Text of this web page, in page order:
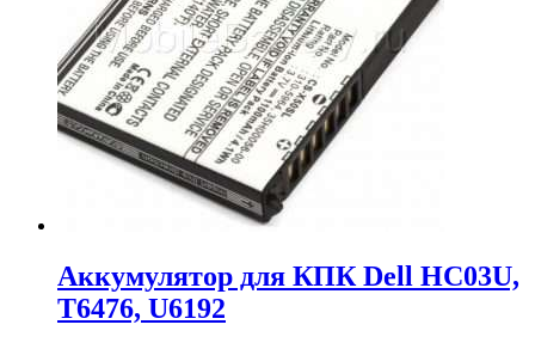
Аккумулятор для КПК Dell HC03U,
T6476, U6192